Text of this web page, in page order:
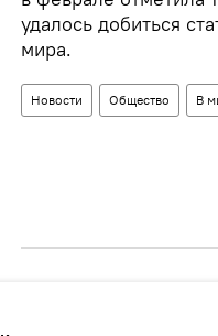
удалось добиться
мира.
Новости Общество В